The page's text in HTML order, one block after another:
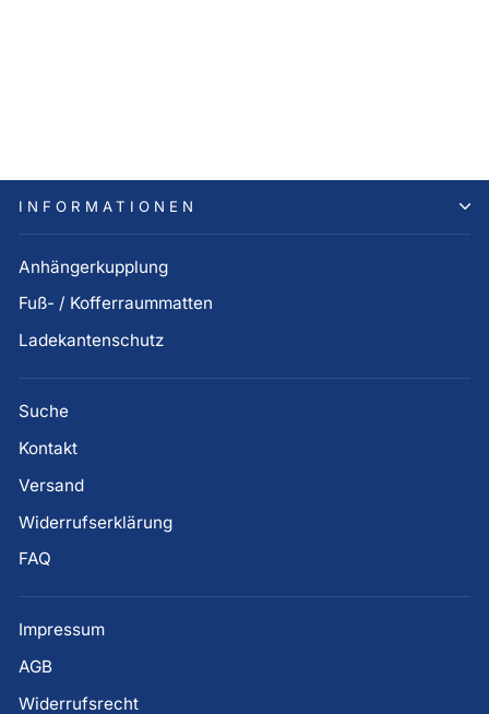
INFORMATIONEN
Anhängerkupplung
Fuß- / Kofferraummatten
Ladekantenschutz
Suche
Kontakt
Versand
Widerrufserklärung
FAQ
Impressum
AGB
Widerrufsrecht